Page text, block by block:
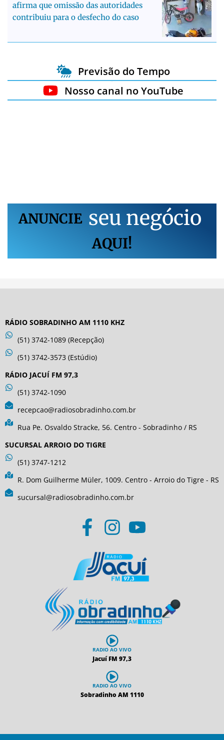
afirma que omissão das autoridades
contribuiu para o desfecho do caso
Previsão do Tempo
Nosso canal no YouTube
ANUNCIE seu negócio
AQUI!
RÁDIO SOBRADINHO AM 1110 KHZ
(51) 3742-1089 (Recepção)
(51) 3742-3573 (Estúdio)
RÁDIO JACUÍ FM 97,3
(51) 3742-1090
recepcao@radiosobradinho.com.br
Rua Pe. Osvaldo Stracke, 56. Centro - Sobradinho / RS
SUCURSAL ARROIO DO TIGRE
(51) 3747-1212
R. Dom Guilherme Müler, 1009. Centro - Arroio do Tigre - RS
sucursal@radiosobradinho.com.br
RADIO AO VIVO
Jacuí FM 97,3
RADIO AO VIVO
Sobradinho AM 1110